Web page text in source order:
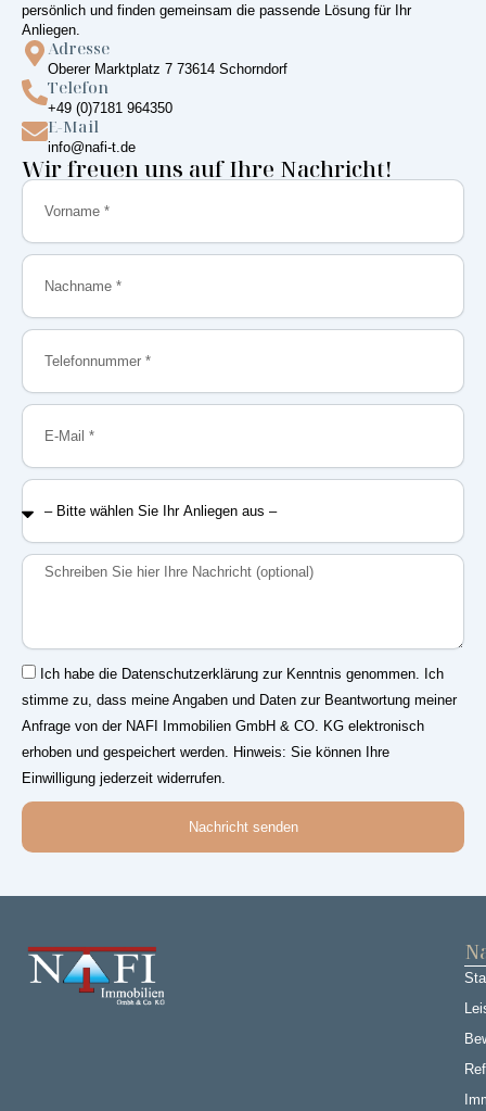
persönlich und finden gemeinsam die passende Lösung für Ihr
Anliegen.
Adresse
Oberer Marktplatz 7 73614 Schorndorf
Telefon
+49 (0)7181 964350
E-Mail
info@nafi-t.de
Wir freuen uns auf Ihre Nachricht!
Vorname
Nachname
Telefonnummer
E-
Mail
–
Bitte
Sie
Ihr
Nachricht
Einwilligung
Ich habe die Datenschutzerklärung zur Kenntnis genommen. Ich
stimme zu, dass meine Angaben und Daten zur Beantwortung meiner
Anfrage von der NAFI Immobilien GmbH & CO. KG elektronisch
erhoben und gespeichert werden. Hinweis: Sie können Ihre
Einwilligung jederzeit widerrufen.
Nachricht senden